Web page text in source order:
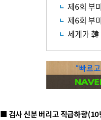
제6회 부
제6회 부
세계가